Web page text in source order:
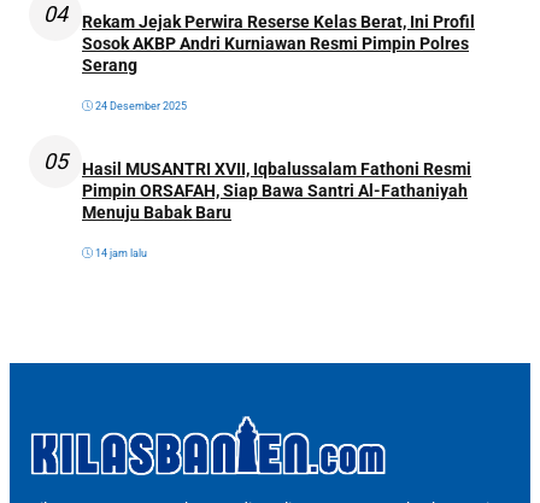
04
Rekam Jejak Perwira Reserse Kelas Berat, Ini Profil
Sosok AKBP Andri Kurniawan Resmi Pimpin Polres
Serang
24 Desember 2025
05
Hasil MUSANTRI XVII, Iqbalussalam Fathoni Resmi
Pimpin ORSAFAH, Siap Bawa Santri Al-Fathaniyah
Menuju Babak Baru
14 jam lalu